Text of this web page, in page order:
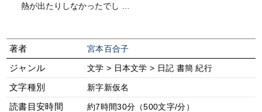
熱が出たりしなかったでし …
著者 宮本百合子
ジャンル 文学 > 日本文学 > 日記 書簡 紀行
文字種別 新字新仮名
読書目安時間 約7時間30分（500文字/分）